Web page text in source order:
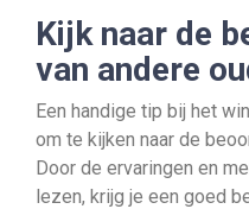
Kijk naar de
van andere
Een handige tip bij het
om te kijken naar de
Door de ervaringen en
lezen, krijg je een goed